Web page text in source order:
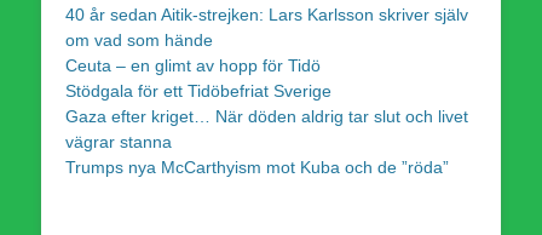
40 år sedan Aitik-strejken: Lars Karlsson skriver själv
om vad som hände
Ceuta – en glimt av hopp för Tidö
Stödgala för ett Tidöbefriat Sverige
Gaza efter kriget… När döden aldrig tar slut och livet
vägrar stanna
Trumps nya McCarthyism mot Kuba och de ”röda”